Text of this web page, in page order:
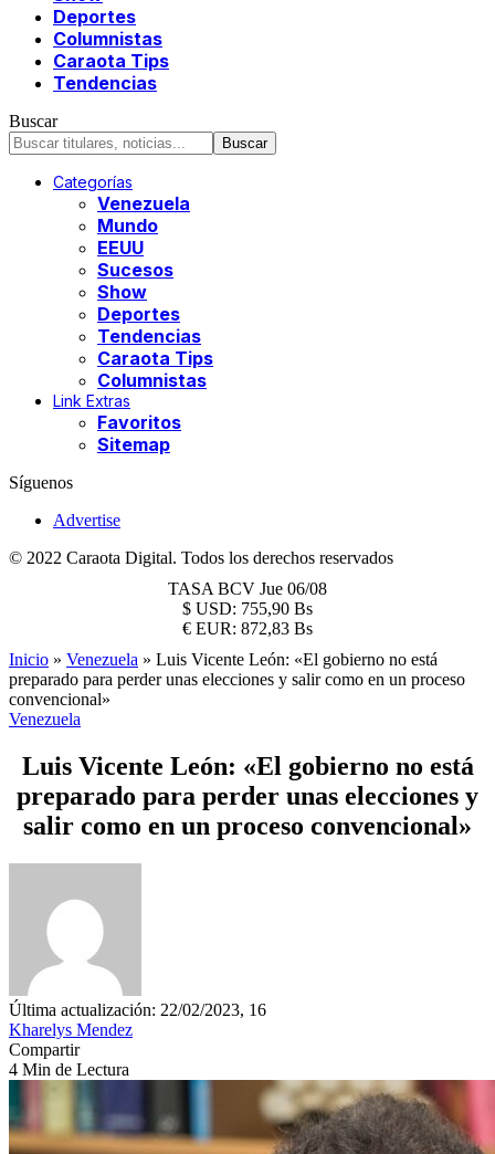
Deportes
Columnistas
Caraota Tips
Tendencias
Buscar
Categorías
Venezuela
Mundo
EEUU
Sucesos
Show
Deportes
Tendencias
Caraota Tips
Columnistas
Link Extras
Favoritos
Sitemap
Síguenos
Advertise
© 2022 Caraota Digital. Todos los derechos reservados
TASA BCV Jue 06/08
$ USD: 755,90 Bs
€ EUR: 872,83 Bs
Inicio » Venezuela » Luis Vicente León: «El gobierno no está
preparado para perder unas elecciones y salir como en un proceso
convencional»
Venezuela
Luis Vicente León: «El gobierno no está
preparado para perder unas elecciones y
salir como en un proceso convencional»
Última actualización: 22/02/2023, 16
Kharelys Mendez
Compartir
4 Min de Lectura